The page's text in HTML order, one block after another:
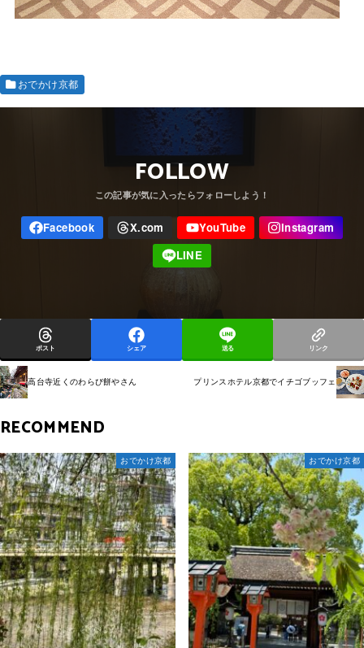
おでかけ京都
FOLLOW
ポスト シェア 送る リンク
高台寺近くのわらび餅やさん プリンスホテル京都でイチゴブッフェ
RECOMMEND
おでかけ京都 おでかけ京都